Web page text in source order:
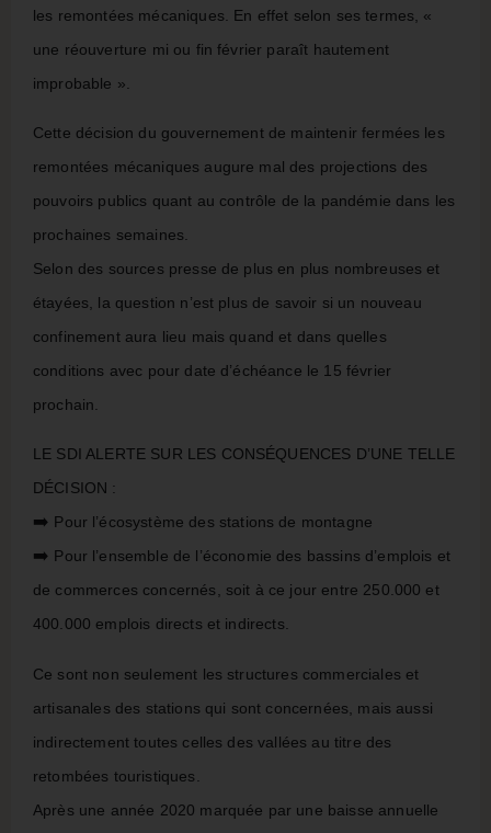
les remontées mécaniques. En effet selon ses termes, «
une réouverture mi ou fin février paraît hautement
improbable ».
Cette décision du gouvernement de maintenir fermées les
remontées mécaniques augure mal des projections des
pouvoirs publics quant au contrôle de la pandémie dans les
prochaines semaines.
Selon des sources presse de plus en plus nombreuses et
étayées, la question n’est plus de savoir si un nouveau
confinement aura lieu mais quand et dans quelles
conditions avec pour date d’échéance le 15 février
prochain.
LE SDI ALERTE SUR LES CONSÉQUENCES D’UNE TELLE
DÉCISION :
➡️ Pour l’écosystème des stations de montagne
➡️ Pour l’ensemble de l’économie des bassins d’emplois et
de commerces concernés, soit à ce jour entre 250.000 et
400.000 emplois directs et indirects.
Ce sont non seulement les structures commerciales et
artisanales des stations qui sont concernées, mais aussi
indirectement toutes celles des vallées au titre des
retombées touristiques.
Après une année 2020 marquée par une baisse annuelle